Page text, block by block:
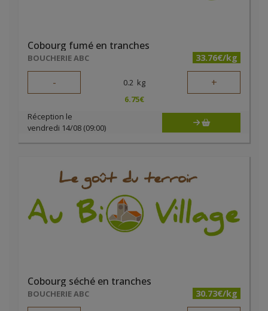
Cobourg fumé en tranches
BOUCHERIE ABC 33.76€/kg
- 0.2 kg +
6.75€
Réception le
vendredi 14/08 (09:00)
Cobourg séché en tranches
BOUCHERIE ABC 30.73€/kg